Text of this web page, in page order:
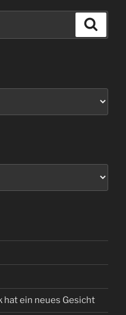
hat ein neues Gesicht